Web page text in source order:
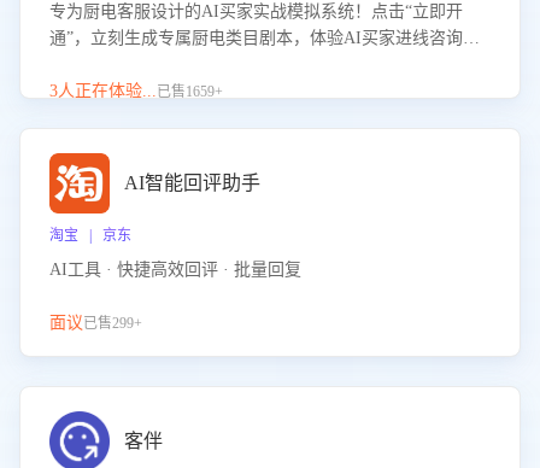
专为厨电客服设计的AI买家实战模拟系统！点击“立即开
通”，立刻生成专属厨电类目剧本，体验AI买家进线咨询真
实场景应对技巧！
3人正在体验...已售1659+
AI智能回评助手
淘宝 | 京东
AI工具 · 快捷高效回评 · 批量回复
面议已售299+
客伴